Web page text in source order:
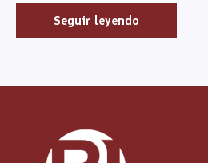
Seguir leyendo